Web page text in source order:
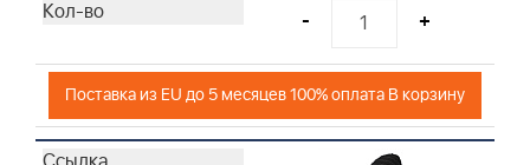
- +
Поставка из EU до 5 месяцев 100% оплата В корзину